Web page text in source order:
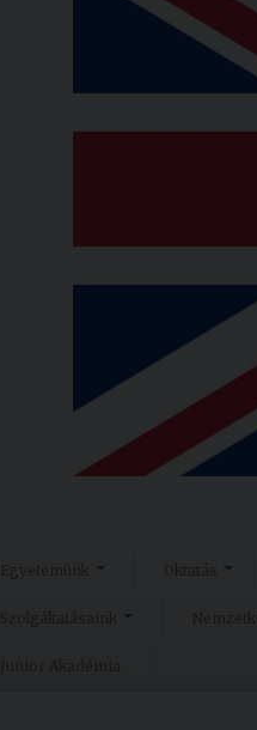
Egyetemünk Oktatás
Szolgáltatásaink
Junior Akadémia